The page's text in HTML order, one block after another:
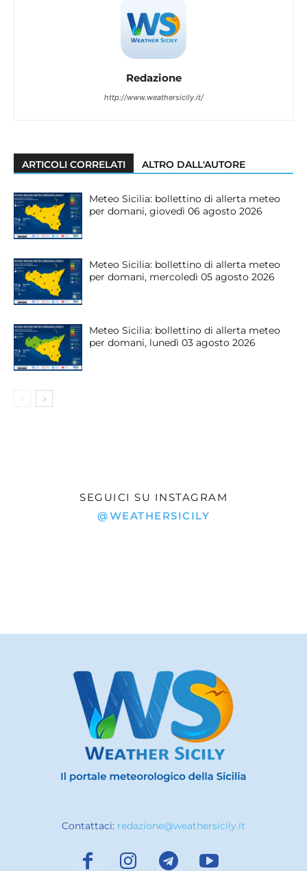
Redazione
http://www.weathersicily.it/
ARTICOLI CORRELATI ALTRO DALL'AUTORE
Meteo Sicilia: bollettino di allerta meteo
per domani, giovedì 06 agosto 2026
Meteo Sicilia: bollettino di allerta meteo
per domani, mercoledì 05 agosto 2026
Meteo Sicilia: bollettino di allerta meteo
per domani, lunedì 03 agosto 2026
SEGUICI SU INSTAGRAM
@WEATHERSICILY
Contattaci: redazione@weathersicily.it